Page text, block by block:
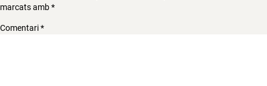
marcats amb*
Comentari*